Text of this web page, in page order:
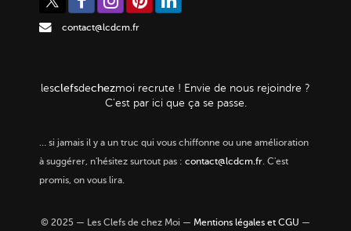
contact@lcdcm.fr
lesclefsdechezmoi recrute ! Envie de nous rejoindre ?
C'est par ici que ça se passe.
si jamais il y a un truc qui vous chiffonne ou une amélioration
à suggérer, n'hésitez surtout pas : contact@lcdcm.fr . C'est
promis, on vous lira.
© 2025 — Les Clefs de chez Moi — Mentions légales et CGU —